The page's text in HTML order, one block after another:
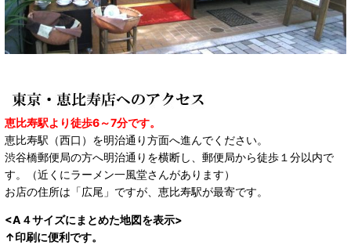
恵比寿駅より徒歩6～7分です。
恵比寿駅（西口）を明治通り方面へ進んでください。
渋谷橋郵便局の方へ明治通りを横断し、郵便局から徒歩１分以内で
す。（近くにラーメン一風堂さんがあります）
お店の住所は「広尾」ですが、恵比寿駅が最寄です。
<A４サイズにまとめた地図を表示>
↑印刷に便利です。